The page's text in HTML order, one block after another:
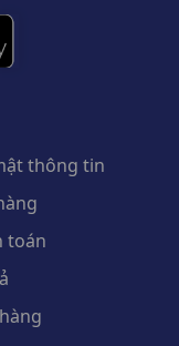
thông tin
toán